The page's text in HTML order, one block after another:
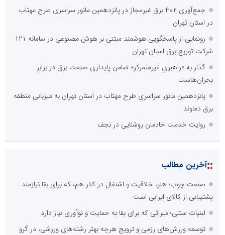
جمع‌آوری ۴۰۲ برق غیرمجاز در پانزدهمین مانور سراسری طرح مهتاب
در استان تهران
رونمایی از پاسخگویی هوشمند مبتنی بر هوش مصنوعی در سامانه ۱۲۱
شرکت توزیع برق استان تهران
گذار به «راهبریِ غیرمتمرکز» ضامن پایداری صنعت برق در برابر
بحران‌هاست
پانزدهمین مانور سراسری طرح مهتاب در استان تهران به میزبانی منطقه
برق دماوند
روایت خدمت خادمان روشنایی در نجف
::آخرین مطالب
صنعت چوب؛ هنر، خلاقیت و اشتغال در کنار هم، که برای بقا نیازمند
پشتیبانی از کالای ایرانی است
لبنیات سنتی؛ میراثی که برای بقا به حمایت و نوآوری نیاز دارد
توسعه ورزش‌های رزمی و ترویج هرچه بهتر رشته‌های ورزشی، در گرو